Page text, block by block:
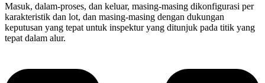
Masuk, dalam-proses, dan keluar, masing-masing dikonfigurasi per
karakteristik dan lot, dan masing-masing dengan dukungan
keputusan yang tepat untuk inspektur yang ditunjuk pada titik yang
tepat dalam alur.